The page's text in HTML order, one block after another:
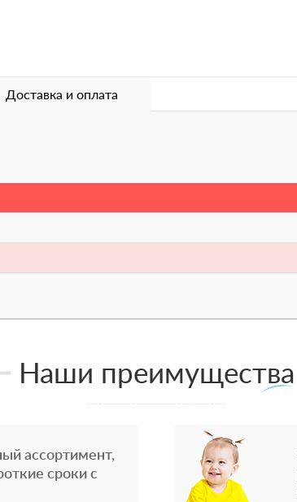
Доставка и оплата
Наши преимущества
ассортимент,
сроки с